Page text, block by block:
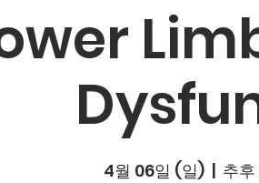
4월 06일 (일)
  |
추